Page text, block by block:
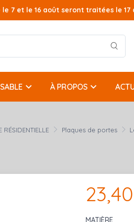
le 7 et le 16 août seront traitées le 17
keyboard_arrow_down À PROPOS keyboard_arrow_down
RÉSIDENTIELLE Plaques de portes
MATIÈRE